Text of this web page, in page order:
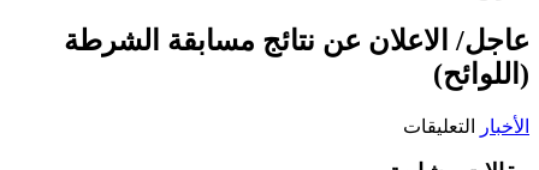
عاجل/ الاعلان عن نتائج مسابقة الشرطة
(اللوائح)
الأخبار التعليقات